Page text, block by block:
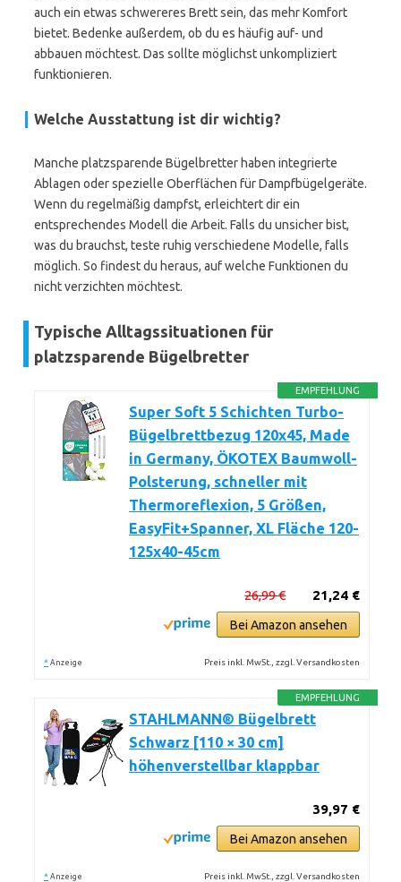
auch ein etwas schwereres Brett sein, das mehr Komfort
bietet. Bedenke außerdem, ob du es häufig auf- und
abbauen möchtest. Das sollte möglichst unkompliziert
funktionieren.
Welche Ausstattung ist dir wichtig?
Manche platzsparende Bügelbretter haben integrierte
Ablagen oder spezielle Oberflächen für Dampfbügelgeräte.
Wenn du regelmäßig dampfst, erleichtert dir ein
entsprechendes Modell die Arbeit. Falls du unsicher bist,
was du brauchst, teste ruhig verschiedene Modelle, falls
möglich. So findest du heraus, auf welche Funktionen du
nicht verzichten möchtest.
Typische Alltagssituationen für
platzsparende Bügelbretter
EMPFEHLUNG
Super Soft 5 Schichten Turbo-
Bügelbrettbezug 120x45, Made
in Germany, ÖKOTEX Baumwoll-
Polsterung, schneller mit
Thermoreflexion, 5 Größen,
EasyFit+Spanner, XL Fläche 120-
125x40-45cm
21,24 €
26,99 €
Bei Amazon ansehen
* Anzeige Preis inkl. MwSt., zzgl. Versandkosten
EMPFEHLUNG
STAHLMANN® Bügelbrett
Schwarz [110 × 30 cm]
höhenverstellbar klappbar
39,97 €
Bei Amazon ansehen
* Anzeige Preis inkl. MwSt., zzgl. Versandkosten